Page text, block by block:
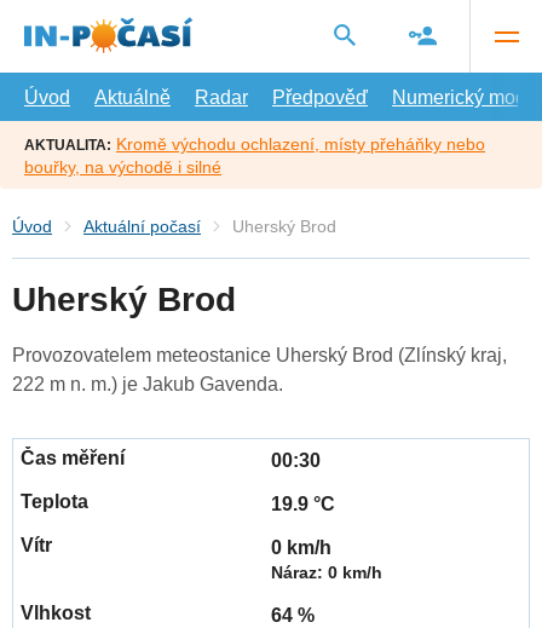
hlavní
Úvod
Aktuálně Radar Předpověď Numerický model
AKTUALITA: Kromě východu ochlazení, místy přeháňky nebo
bouřky, na východě i silné
Úvod Aktuální počasí Uherský Brod
Uherský Brod
Provozovatelem meteostanice Uherský Brod (Zlínský kraj,
222 m n. m.) je Jakub Gavenda.
00:30
19.9 °C
0 km/h
Náraz: 0 km/h
64 %